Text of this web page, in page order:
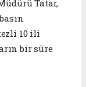
Tatar,
10 ili
bir süre